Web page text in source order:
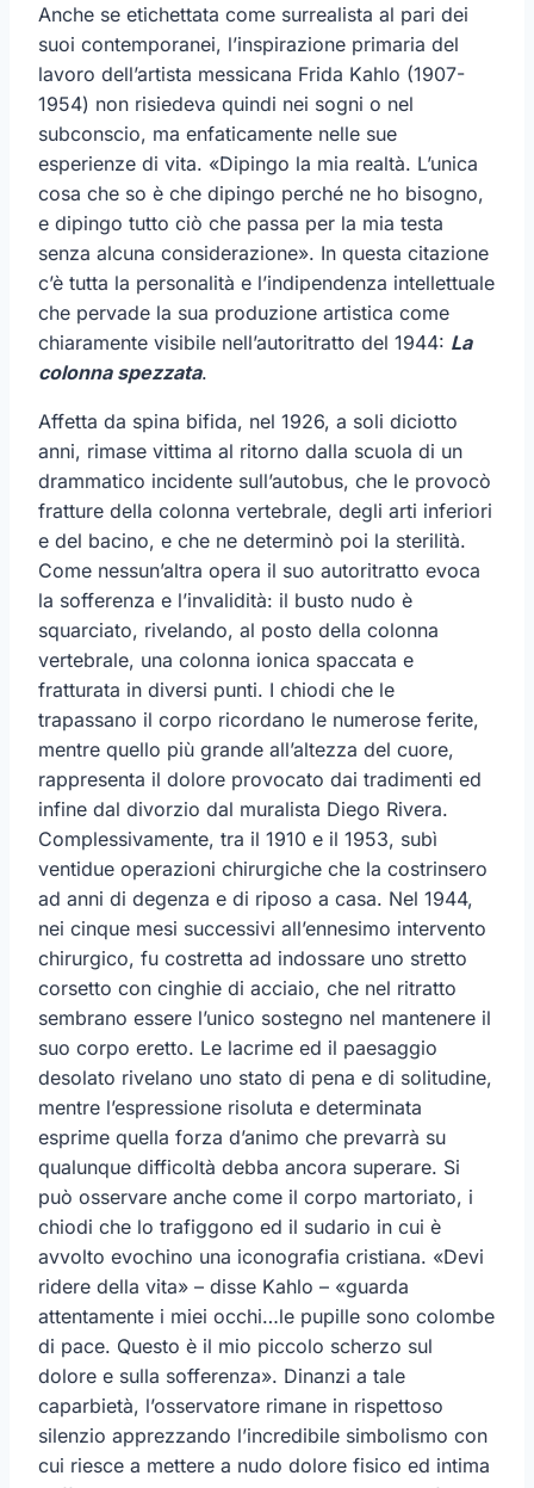
Anche se etichettata come surrealista al pari dei
suoi contemporanei, l’inspirazione primaria del
lavoro dell’artista messicana Frida Kahlo (1907-
1954) non risiedeva quindi nei sogni o nel
subconscio, ma enfaticamente nelle sue
esperienze di vita. «Dipingo la mia realtà. L’unica
cosa che so è che dipingo perché ne ho bisogno,
e dipingo tutto ciò che passa per la mia testa
senza alcuna considerazione». In questa citazione
c’è tutta la personalità e l’indipendenza intellettuale
che pervade la sua produzione artistica come
chiaramente visibile nell’autoritratto del 1944: La
colonna spezzata.
Affetta da spina bifida, nel 1926, a soli diciotto
anni, rimase vittima al ritorno dalla scuola di un
drammatico incidente sull’autobus, che le provocò
fratture della colonna vertebrale, degli arti inferiori
e del bacino, e che ne determinò poi la sterilità.
Come nessun’altra opera il suo autoritratto evoca
la sofferenza e l’invalidità: il busto nudo è
squarciato, rivelando, al posto della colonna
vertebrale, una colonna ionica spaccata e
fratturata in diversi punti. I chiodi che le
trapassano il corpo ricordano le numerose ferite,
mentre quello più grande all’altezza del cuore,
rappresenta il dolore provocato dai tradimenti ed
infine dal divorzio dal muralista Diego Rivera.
Complessivamente, tra il 1910 e il 1953, subì
ventidue operazioni chirurgiche che la costrinsero
ad anni di degenza e di riposo a casa. Nel 1944,
nei cinque mesi successivi all’ennesimo intervento
chirurgico, fu costretta ad indossare uno stretto
corsetto con cinghie di acciaio, che nel ritratto
sembrano essere l’unico sostegno nel mantenere il
suo corpo eretto. Le lacrime ed il paesaggio
desolato rivelano uno stato di pena e di solitudine,
mentre l’espressione risoluta e determinata
esprime quella forza d’animo che prevarrà su
qualunque difficoltà debba ancora superare. Si
può osservare anche come il corpo martoriato, i
chiodi che lo trafiggono ed il sudario in cui è
avvolto evochino una iconografia cristiana. «Devi
ridere della vita» – disse Kahlo – «guarda
attentamente i miei occhi…le pupille sono colombe
di pace. Questo è il mio piccolo scherzo sul
dolore e sulla sofferenza». Dinanzi a tale
caparbietà, l’osservatore rimane in rispettoso
silenzio apprezzando l’incredibile simbolismo con
cui riesce a mettere a nudo dolore fisico ed intima